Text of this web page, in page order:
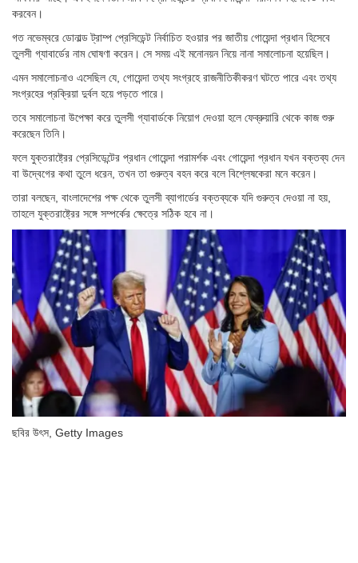
করবেন।
গত নভেম্বরে ডোনাল্ড ট্রাম্প প্রেসিডেন্ট নির্বাচিত হওয়ার পর জাতীয় গোয়েন্দা প্রধান হিসেবে
তুলসী গ্যাবার্ডের নাম ঘোষণা করেন। সে সময় এই মনোনয়ন নিয়ে নানা সমালোচনা হয়েছিল।
এমন সমালোচনাও এসেছিল যে, গোয়েন্দা তথ্য সংগ্রহে রাজনীতিকীকরণ ঘটতে পারে এবং তথ্য
সংগ্রহের প্রক্রিয়া দুর্বল হয়ে পড়তে পারে।
তবে সমালোচনা উপেক্ষা করে তুলসী গ্যাবার্ডকে নিয়োগ দেওয়া হলে ফেব্রুয়ারি থেকে কাজ শুরু
করেছেন তিনি।
ফলে যুক্তরাষ্ট্রের প্রেসিডেন্টের প্রধান গোয়েন্দা পরামর্শক এবং গোয়েন্দা প্রধান যখন বক্তব্য দেন
বা উদ্বেগের কথা তুলে ধরেন, তখন তা গুরুত্ব বহন করে বলে বিশ্লেষকেরা মনে করেন।
তারা বলছেন, বাংলাদেশের পক্ষ থেকে তুলসী ব্যাগার্ডের বক্তব্যকে যদি গুরুত্ব দেওয়া না হয়,
তাহলে যুক্তরাষ্ট্রের সঙ্গে সম্পর্কের ক্ষেত্রে সঠিক হবে না।
ছবির উৎস, Getty Images